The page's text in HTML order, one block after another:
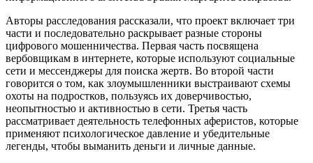
Авторы расследования рассказали, что проект включает три
части и последовательно раскрывает разные стороны
цифрового мошенничества. Первая часть посвящена
вербовщикам в интернете, которые используют социальные
сети и мессенджеры для поиска жертв. Во второй части
говорится о том, как злоумышленники выстраивают схемы
охоты на подростков, пользуясь их доверчивостью,
неопытностью и активностью в сети. Третья часть
рассматривает деятельность телефонных аферистов, которые
применяют психологическое давление и убедительные
легенды, чтобы выманить деньги и личные данные.